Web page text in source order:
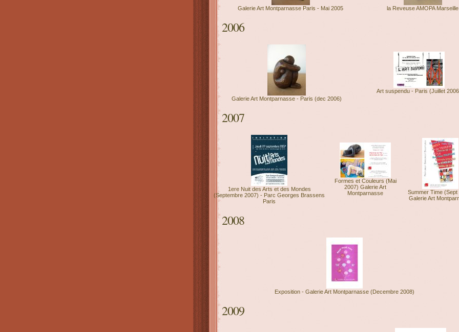
Galerie Art Montparnasse Paris - Mai 2005 la Reveuse AMOPA Marseille
2006
Galerie Art Montparnasse - Paris (dec 2006)
Art suspendu - Paris (Juillet
2007
1ere Nuit des Arts et des Mondes
(Septembre 2007) - Parc Georges Brassens
Paris
Formes et Couleurs (Mai
2007) Galerie Art
Montparnasse
Summer Time (Sept
Galerie Art
2008
Exposition - Galerie Art Montparnasse (Decembre 2008)
2009